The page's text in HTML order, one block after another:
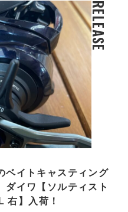
RELEASE
ベイトキャスティング
イワ【ソルティスト
】入荷！